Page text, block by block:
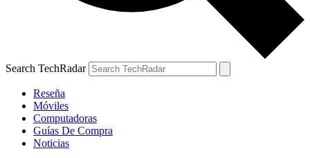
Search TechRadar
Reseña
Móviles
Computadoras
Guías De Compra
Noticias